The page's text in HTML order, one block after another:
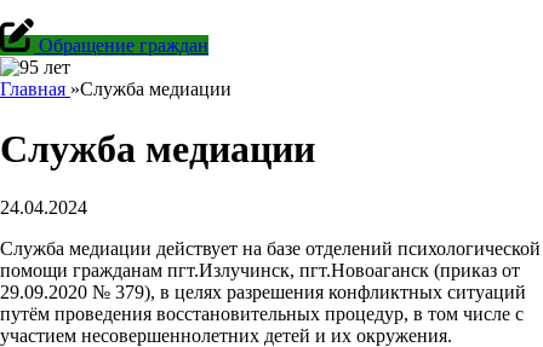
Обращение граждан
Главная »Служба медиации
Служба медиации
24.04.2024
Служба медиации действует на базе отделений психологической
помощи гражданам пгт.Излучинск, пгт.Новоаганск (приказ от
29.09.2020 № 379), в целях разрешения конфликтных ситуаций
путём проведения восстановительных процедур, в том числе с
участием несовершеннолетних детей и их окружения.